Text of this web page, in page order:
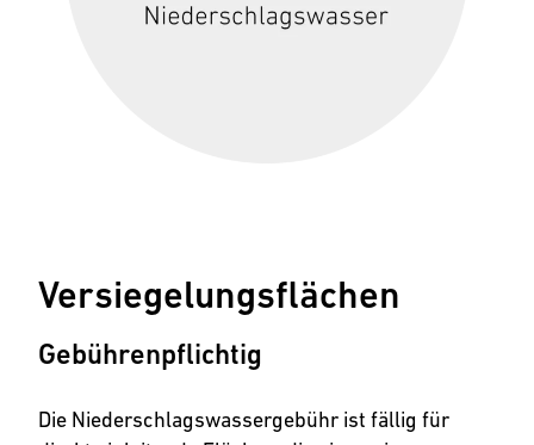
Versiegelungsflächen
Gebührenpflichtig
Die Niederschlagswassergebühr ist fällig für